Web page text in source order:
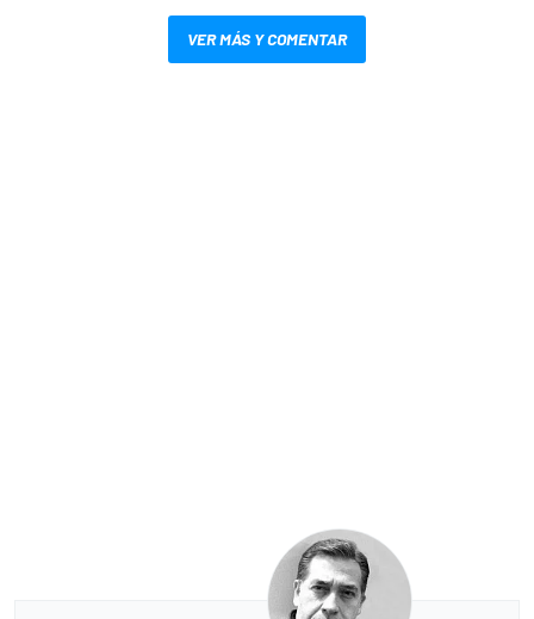
VER MÁS Y COMENTAR